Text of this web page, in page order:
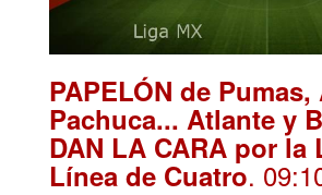
PAPELÓN de
Pachuca... Atlante y
DAN LA CARA por la
Línea de Cuatro.